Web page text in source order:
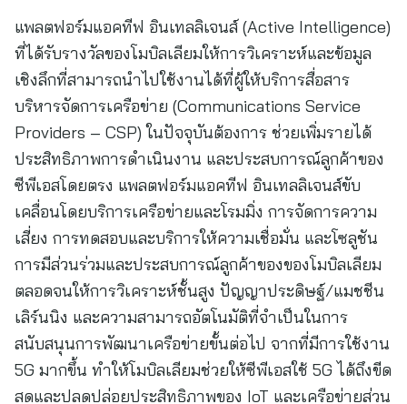
แพลตฟอร์มแอคทีฟ อินเทลลิเจนส์ (Active Intelligence)
ที่ได้รับรางวัลของโมบิลเลียมให้การวิเคราะห์และข้อมูล
เชิงลึกที่สามารถนำไปใช้งานได้ที่ผู้ให้บริการสื่อสาร
บริหารจัดการเครือข่าย (Communications Service
Providers – CSP) ในปัจจุบันต้องการ ช่วยเพิ่มรายได้
ประสิทธิภาพการดำเนินงาน และประสบการณ์ลูกค้าของ
ซีพีเอสโดยตรง แพลตฟอร์มแอคทีฟ อินเทลลิเจนส์ขับ
เคลื่อนโดยบริการเครือข่ายและโรมมิ่ง การจัดการความ
เสี่ยง การทดสอบและบริการให้ความเชื่อมั่น และโซลูชัน
การมีส่วนร่วมและประสบการณ์ลูกค้าของของโมบิลเลียม
ตลอดจนให้การวิเคราะห์ชั้นสูง ปัญญาประดิษฐ์/แมชชีน
เลิร์นนิง และความสามารถอัตโนมัติที่จำเป็นในการ
สนับสนุนการพัฒนาเครือข่ายขั้นต่อไป จากที่มีการใช้งาน
5G มากขึ้น ทำให้โมบิลเลียมช่วยให้ซีพีเอสใช้ 5G ได้ถึงขีด
สุดและปลดปล่อยประสิทธิภาพของ IoT และเครือข่ายส่วน